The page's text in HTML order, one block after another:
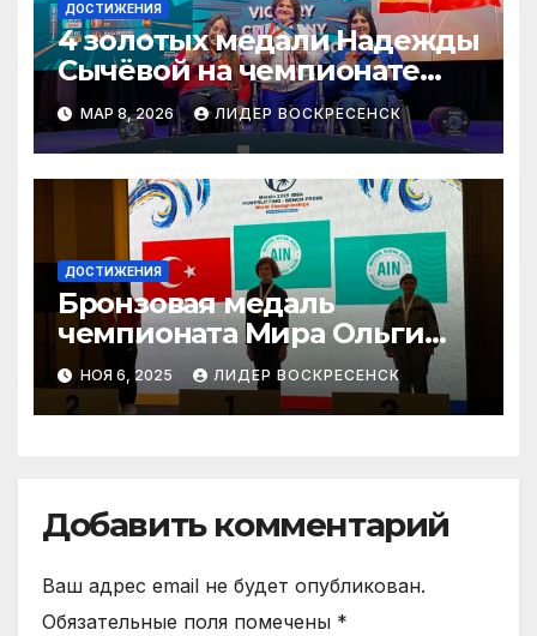
ДОСТИЖЕНИЯ
4 золотых медали Надежды
Сычёвой на чемпионате
Европы в Грузии
МАР 8, 2026 ЛИДЕР ВОСКРЕСЕНСК
ДОСТИЖЕНИЯ
Бронзовая медаль
чемпионата Мира Ольги
Наховой
НОЯ 6, 2025 ЛИДЕР ВОСКРЕСЕНСК
Добавить комментарий
Ваш адрес email не будет опубликован.
Обязательные поля помечены *